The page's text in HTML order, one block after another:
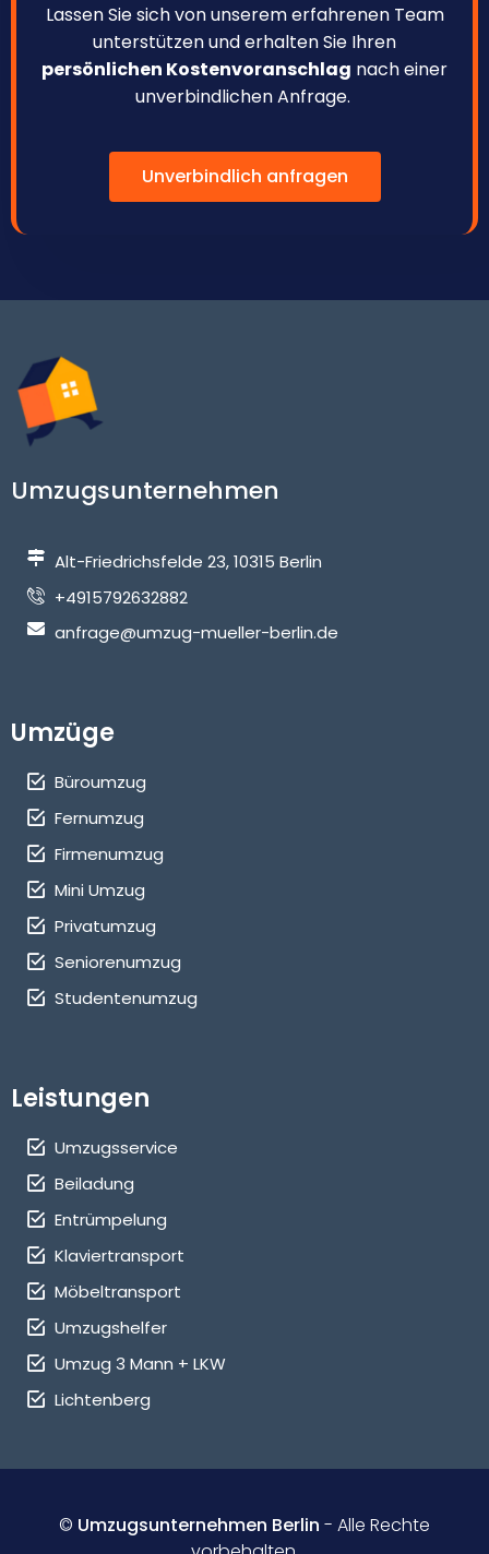
Lassen Sie sich von unserem erfahrenen Team
unterstützen und erhalten Sie Ihren
persönlichen Kostenvoranschlag nach einer
unverbindlichen Anfrage.
Unverbindlich anfragen
Umzugsunternehmen
Alt-Friedrichsfelde 23, 10315 Berlin
+4915792632882
anfrage@umzug-mueller-berlin.de
Umzüge
Büroumzug
Fernumzug
Firmenumzug
Mini Umzug
Privatumzug
Seniorenumzug
Studentenumzug
Leistungen
Umzugsservice
Beiladung
Entrümpelung
Klaviertransport
Möbeltransport
Umzugshelfer
Umzug 3 Mann + LKW
Lichtenberg
© Umzugsunternehmen Berlin - Alle Rechte